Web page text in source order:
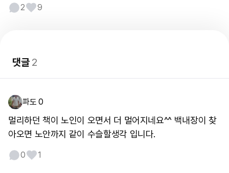
2 9
댓글2
파도 0
멀리하던 책이 노인이 오면서 더 멀어지네요^^ 백내장이 찾
아오면 노안까지 같이 수슬할생각 입니다.
0 1